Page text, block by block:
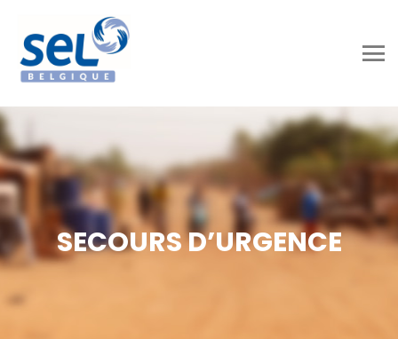
SECOURS D’URGENCE